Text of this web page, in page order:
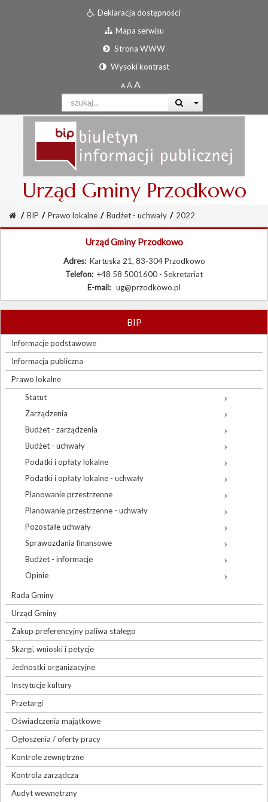
Deklaracja dostępności
Mapa serwisu
Strona WWW
Wysoki kontrast
Urząd Gminy Przodkowo
/ BIP / Prawo lokalne / Budżet - uchwały / 2022
Urząd Gminy Przodkowo
Adres: Kartuska 21, 83-304 Przodkowo
Telefon: +48 58 5001600 - Sekretariat
E-mail: ug@przodkowo.pl
BIP
Informacje podstawowe
Informacja publiczna
Prawo lokalne
Statut
Zarządzenia
Budżet - zarządzenia
Budżet - uchwały
Podatki i opłaty lokalne
Podatki i opłaty lokalne - uchwały
Planowanie przestrzenne
Planowanie przestrzenne - uchwały
Pozostałe uchwały
Sprawozdania finansowe
Budżet - informacje
Opinie
Rada Gminy
Urząd Gminy
Zakup preferencyjny paliwa stałego
Skargi, wnioski i petycje
Jednostki organizacyjne
Instytucje kultury
Przetargi
Oświadczenia majątkowe
Ogłoszenia / oferty pracy
Kontrole zewnętrzne
Kontrola zarządcza
Audyt wewnętrzny